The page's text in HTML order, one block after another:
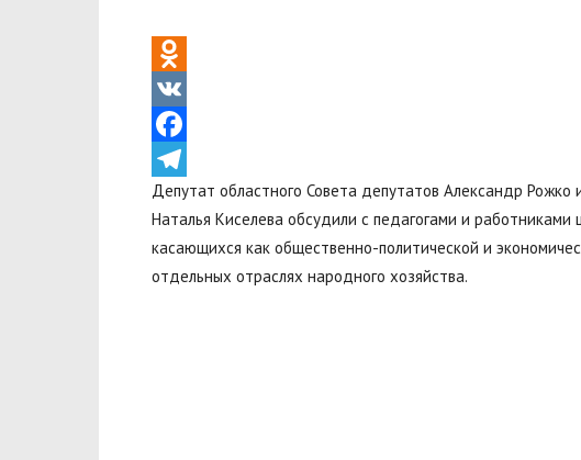
Odnoklassniki
VK
Facebook
Telegram
Депутат областного Совета депутатов Александр
Наталья Киселева обсудили с педагогами и
касающихся как общественно-политической и
отдельных отраслях народного хозяйства.